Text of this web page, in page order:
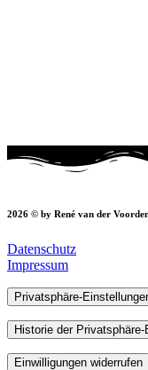
2026 © by René van der
Datenschutz
Impressum
Privatsphäre-
Historie der
Einwilligungen widerrufen